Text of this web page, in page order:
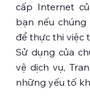
cấp Internet
bạn nếu
để thực thi việc
Sử dụng của
vệ dịch vụ,
những yếu tố